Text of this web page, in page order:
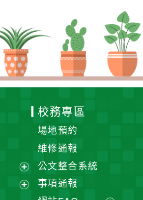
展
校務專區
場地預約
維修通報
公文整合系統
事項通報